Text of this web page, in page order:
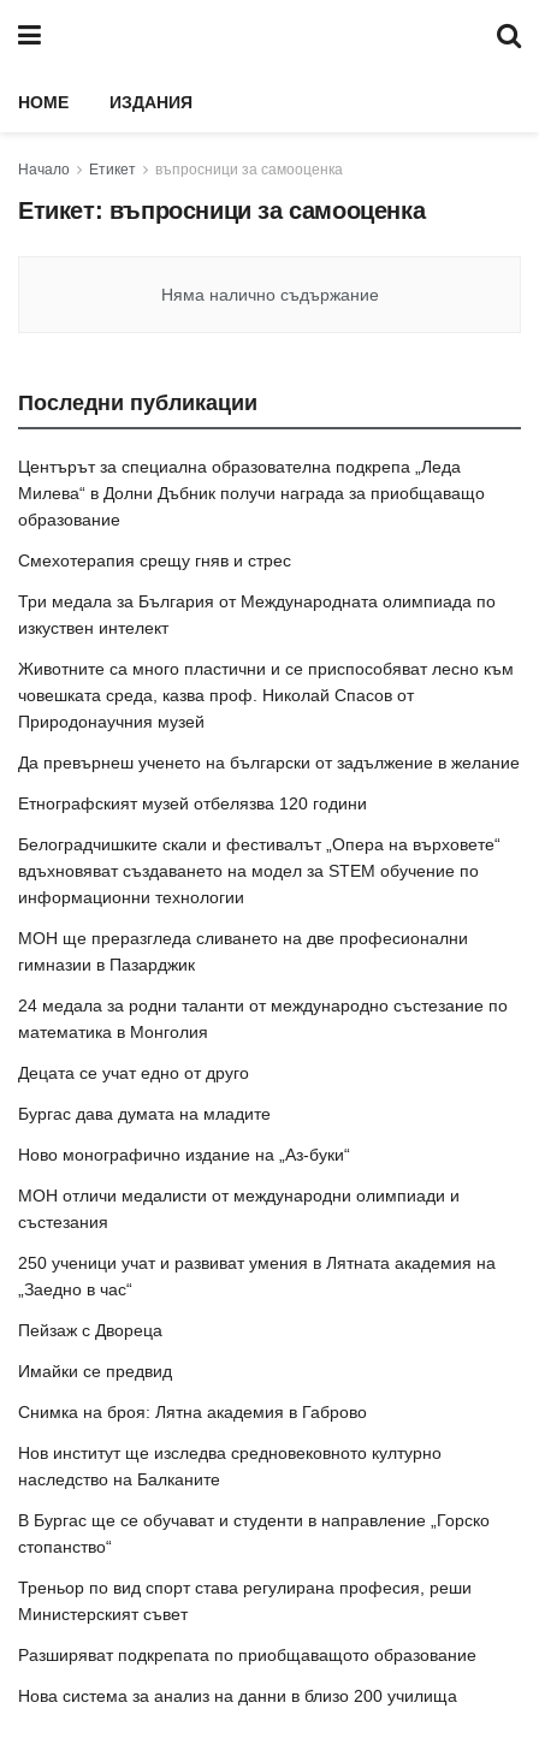
HOME ИЗДАНИЯ
Начало Етикет въпросници за самооценка
Етикет: въпросници за самооценка
Няма налично съдържание
Последни публикации
Центърът за специална образователна подкрепа „Леда
Милева“ в Долни Дъбник получи награда за приобщаващо
образование
Смехотерапия срещу гняв и стрес
Три медала за България от Международната олимпиада по
изкуствен интелект
Животните са много пластични и се приспособяват лесно към
човешката среда, казва проф. Николай Спасов от
Природонаучния музей
Да превърнеш ученето на български от задължение в желание
Етнографският музей отбелязва 120 години
Белоградчишките скали и фестивалът „Опера на върховете“
вдъхновяват създаването на модел за STEM обучение по
информационни технологии
МОН ще преразгледа сливането на две професионални
гимназии в Пазарджик
24 медала за родни таланти от международно състезание по
математика в Монголия
Децата се учат едно от друго
Бургас дава думата на младите
Ново монографично издание на „Аз-буки“
МОН отличи медалисти от международни олимпиади и
състезания
250 ученици учат и развиват умения в Лятната академия на
„Заедно в час“
Пейзаж с Двореца
Имайки се предвид
Снимка на броя: Лятна академия в Габрово
Нов институт ще изследва средновековното културно
наследство на Балканите
В Бургас ще се обучават и студенти в направление „Горско
стопанство“
Треньор по вид спорт става регулирана професия, реши
Министерският съвет
Разширяват подкрепата по приобщаващото образование
Нова система за анализ на данни в близо 200 училища